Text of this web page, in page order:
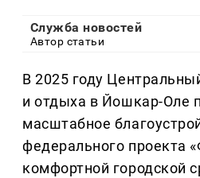
Служба новостей
Автор статьи
В 2025 году
и отдыха в Йошкар-Оле
масштабное
федерального проекта
комфортной городской